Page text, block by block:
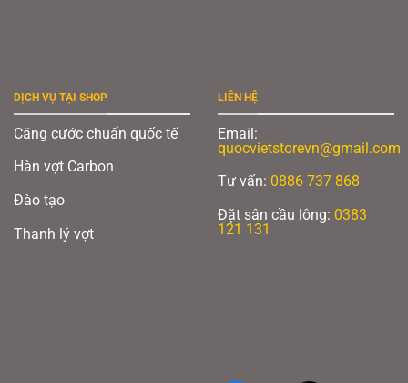
DỊCH VỤ TẠI SHOP
Căng cước chuẩn quốc tế
Hàn vợt Carbon
Đào tạo
Thanh lý vợt
LIÊN HỆ
Email:
quocvietstorevn@gmail.com
Tư vấn: 0886 737 868
Đặt sân cầu lông: 0383
121 131